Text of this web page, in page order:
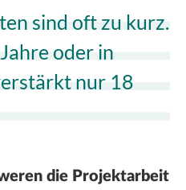
sind oft zu kurz.
oder in
nur 18
die Projektarbeit